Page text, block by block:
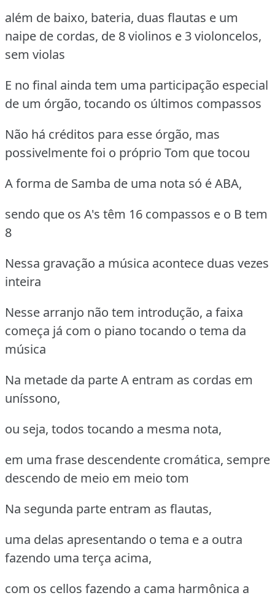
além de baixo, bateria, duas flautas e um
naipe de cordas, de 8 violinos e 3 violoncelos,
sem violas
E no final ainda tem uma participação especial
de um órgão, tocando os últimos compassos
Não há créditos para esse órgão, mas
possivelmente foi o próprio Tom que tocou
A forma de Samba de uma nota só é ABA,
sendo que os A's têm 16 compassos e o B tem
8
Nessa gravação a música acontece duas vezes
inteira
Nesse arranjo não tem introdução, a faixa
começa já com o piano tocando o tema da
música
Na metade da parte A entram as cordas em
uníssono,
ou seja, todos tocando a mesma nota,
em uma frase descendente cromática, sempre
descendo de meio em meio tom
Na segunda parte entram as flautas,
uma delas apresentando o tema e a outra
fazendo uma terça acima,
com os cellos fazendo a cama harmônica a